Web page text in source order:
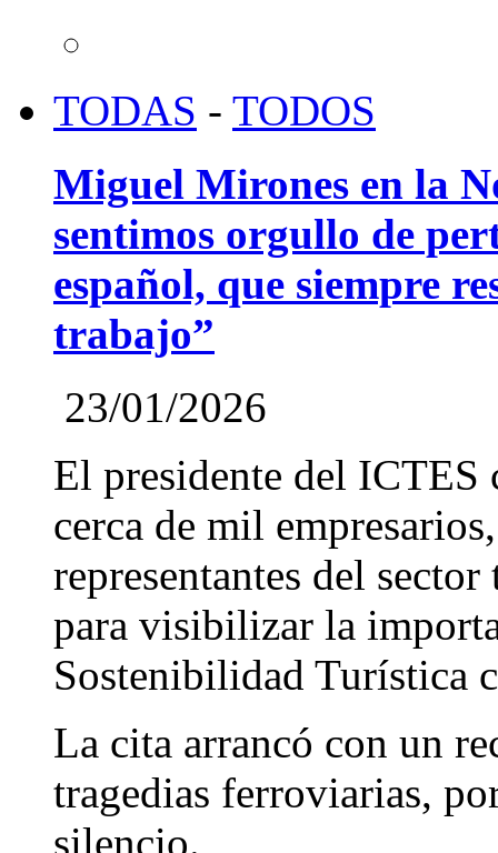
TODAS - TODOS
Miguel Mirones en la
sentimos orgullo de
español, que siempre
trabajo”
23/01/2026
El presidente del ICTES
cerca de mil
representantes del
para visibilizar la
Sostenibilidad Turística
La cita arrancó con un
tragedias ferroviarias,
silencio.